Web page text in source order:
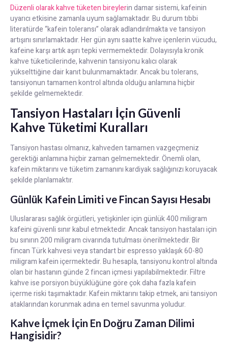
Düzenli olarak kahve tüketen bireylerin damar sistemi, kafeinin
uyarıcı etkisine zamanla uyum sağlamaktadır. Bu durum tıbbi
literatürde “kafein toleransı” olarak adlandırılmakta ve tansiyon
artışını sınırlamaktadır. Her gün aynı saatte kahve içenlerin vücudu,
kafeine karşı artık aşırı tepki vermemektedir. Dolayısıyla kronik
kahve tüketicilerinde, kahvenin tansiyonu kalıcı olarak
yükselttiğine dair kanıt bulunmamaktadır. Ancak bu tolerans,
tansiyonun tamamen kontrol altında olduğu anlamına hiçbir
şekilde gelmemektedir.
Tansiyon Hastaları İçin Güvenli
Kahve Tüketimi Kuralları
Tansiyon hastası olmanız, kahveden tamamen vazgeçmeniz
gerektiği anlamına hiçbir zaman gelmemektedir. Önemli olan,
kafein miktarını ve tüketim zamanını kardiyak sağlığınızı koruyacak
şekilde planlamaktır.
Günlük Kafein Limiti ve Fincan Sayısı Hesabı
Uluslararası sağlık örgütleri, yetişkinler için günlük 400 miligram
kafeini güvenli sınır kabul etmektedir. Ancak tansiyon hastaları için
bu sınırın 200 miligram civarında tutulması önerilmektedir. Bir
fincan Türk kahvesi veya standart bir espresso yaklaşık 60-80
miligram kafein içermektedir. Bu hesapla, tansiyonu kontrol altında
olan bir hastanın günde 2 fincan içmesi yapılabilmektedir. Filtre
kahve ise porsiyon büyüklüğüne göre çok daha fazla kafein
içerme riski taşımaktadır. Kafein miktarını takip etmek, ani tansiyon
ataklarından korunmak adına en temel savunma yoludur.
Kahve İçmek İçin En Doğru Zaman Dilimi
Hangisidir?